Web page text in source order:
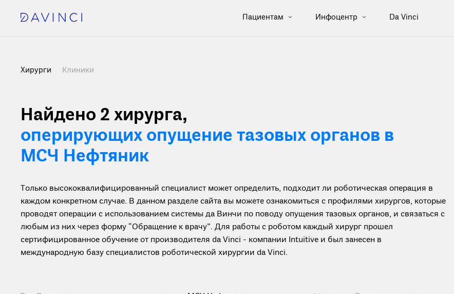
Пациентам Инфоцентр Da Vinci
Хирурги Клиники
Найдено 2 хирурга,
оперирующих опущение тазовых органов в
МСЧ Нефтяник
Только высококвалифицированный специалист может определить, подходит ли роботическая операция в
каждом конкретном случае. В данном разделе сайта вы можете ознакомиться с профилями хирургов, которые
проводят операции с использованием системы да Винчи по поводу опущения тазовых органов, и связаться с
любым из них через форму “Обращение к врачу”. Для работы с роботом каждый хирург прошел
сертифицированное обучение от производителя da Vinci - компании Intuitive и был занесен в
международную базу специалистов роботической хирургии da Vinci.